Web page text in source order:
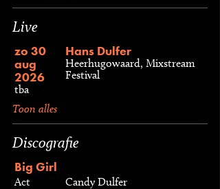
Live
zo 30
aug
2026
tba
Hans Dulfer
Heerhugowaard, Mixstream
Festival
Toon alles
Discografie
Big Girl
Act
Candy Dulfer